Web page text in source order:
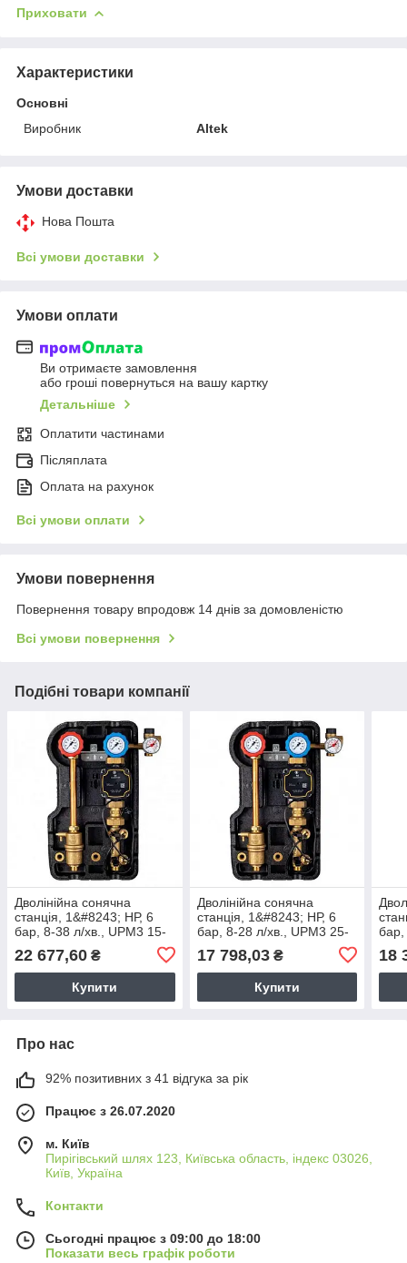
Приховати
Характеристики
Основні
Виробник
Altek
Умови доставки
Нова Пошта
Всі умови доставки
Умови оплати
Ви отримаєте замовлення
або гроші повернуться на вашу картку
Детальніше
Оплатити частинами
Післяплата
Оплата на рахунок
Всі умови оплати
Умови повернення
Повернення товару впродовж 14 днів за домовленістю
Всі умови повернення
Подібні товари компанії
Дволінійна сонячна
станція, 1&#8243; НР, 6
бар, 8-38 л/хв., UPM3 15-
22 677,60 ₴
Купити
Дволінійна сонячна
станція, 1&#8243; НР, 6
бар, 8-28 л/хв., UPM3 25-
17 798,03₴
Купити
бар,
18
Про нас
92% позитивних з 41 відгука за рік
Працює з 26.07.2020
м. Київ
Пирігівський шлях 123, Київська область, індекс 03026,
Київ, Україна
Контакти
Сьогодні працює з 09:00 до 18:00
Показати весь графік роботи